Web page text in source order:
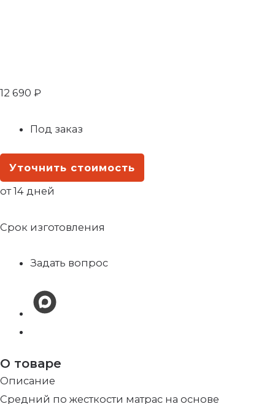
12 690 ₽
Под заказ
Уточнить стоимость
от 14 дней
Срок изготовления
Задать вопрос
О товаре
Описание
Средний по жесткости матрас на основе